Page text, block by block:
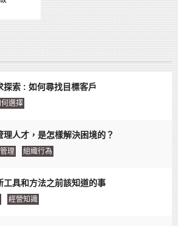
探索 : 如何尋找目標客戶
選擇
理人才，是怎樣解決困境的？
理 組織行為
工具和方法之前該知道的事
經營知識